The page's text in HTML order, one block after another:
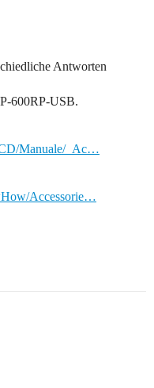
Antworten
600RP-USB.
Manuale/_Ac…
Accessorie…